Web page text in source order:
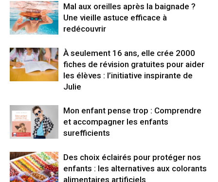
Mal aux oreilles après la baignade ?
Une vieille astuce efficace à
redécouvrir
À seulement 16 ans, elle crée 2000
fiches de révision gratuites pour aider
les élèves : l’initiative inspirante de
Julie
Mon enfant pense trop : Comprendre
et accompagner les enfants
surefficients
Des choix éclairés pour protéger nos
enfants : les alternatives aux colorants
alimentaires artificiels